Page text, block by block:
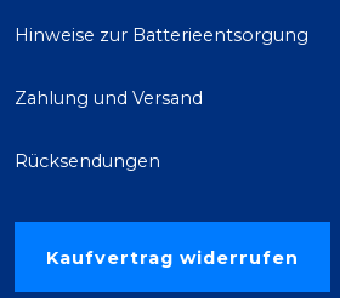
Hinweise zur Batterieentsorgung
Zahlung und Versand
Rücksendungen
Kaufvertrag widerrufen